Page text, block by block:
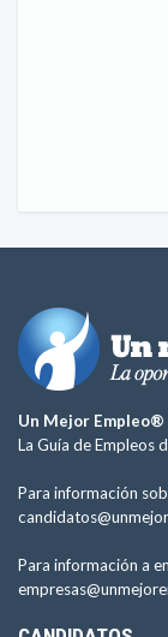
Un Mejor Empleo®
La Guía de Empleos
Para información
Para información a